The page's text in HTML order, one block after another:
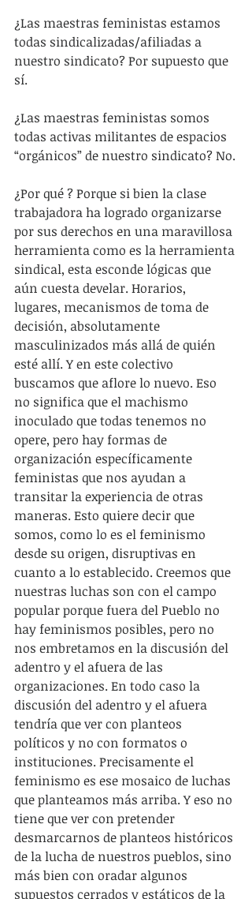
¿Las maestras feministas estamos
todas sindicalizadas/afiliadas a
nuestro sindicato? Por supuesto que
sí.
¿Las maestras feministas somos
todas activas militantes de espacios
“orgánicos” de nuestro sindicato? No.
¿Por qué ? Porque si bien la clase
trabajadora ha logrado organizarse
por sus derechos en una maravillosa
herramienta como es la herramienta
sindical, esta esconde lógicas que
aún cuesta develar. Horarios,
lugares, mecanismos de toma de
decisión, absolutamente
masculinizados más allá de quién
esté allí. Y en este colectivo
buscamos que aflore lo nuevo. Eso
no significa que el machismo
inoculado que todas tenemos no
opere, pero hay formas de
organización específicamente
feministas que nos ayudan a
transitar la experiencia de otras
maneras. Esto quiere decir que
somos, como lo es el feminismo
desde su origen, disruptivas en
cuanto a lo establecido. Creemos que
nuestras luchas son con el campo
popular porque fuera del Pueblo no
hay feminismos posibles, pero no
nos embretamos en la discusión del
adentro y el afuera de las
organizaciones. En todo caso la
discusión del adentro y el afuera
tendría que ver con planteos
políticos y no con formatos o
instituciones. Precisamente el
feminismo es ese mosaico de luchas
que planteamos más arriba. Y eso no
tiene que ver con pretender
desmarcarnos de planteos históricos
de la lucha de nuestros pueblos, sino
más bien con oradar algunos
supuestos cerrados y estáticos de la